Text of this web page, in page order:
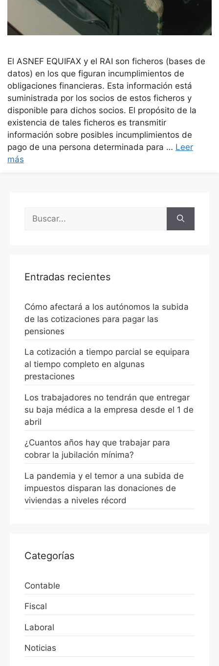
El ASNEF EQUIFAX y el RAI son ficheros (bases de
datos) en los que figuran incumplimientos de
obligaciones financieras. Esta información está
suministrada por los socios de estos ficheros y
disponible para dichos socios. El propósito de la
existencia de tales ficheros es transmitir
información sobre posibles incumplimientos de
pago de una persona determinada para … Leer
más
Entradas recientes
Cómo afectará a los autónomos la subida
de las cotizaciones para pagar las
pensiones
La cotización a tiempo parcial se equipara
al tiempo completo en algunas
prestaciones
Los trabajadores no tendrán que entregar
su baja médica a la empresa desde el 1 de
abril
¿Cuantos años hay que trabajar para
cobrar la jubilación mínima?
La pandemia y el temor a una subida de
impuestos disparan las donaciones de
viviendas a niveles récord
Categorías
Contable
Fiscal
Laboral
Noticias